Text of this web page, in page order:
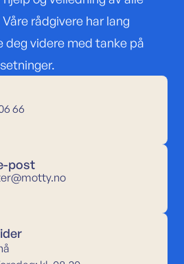
rådgivere har lang
deg videre med tanke på
66
post